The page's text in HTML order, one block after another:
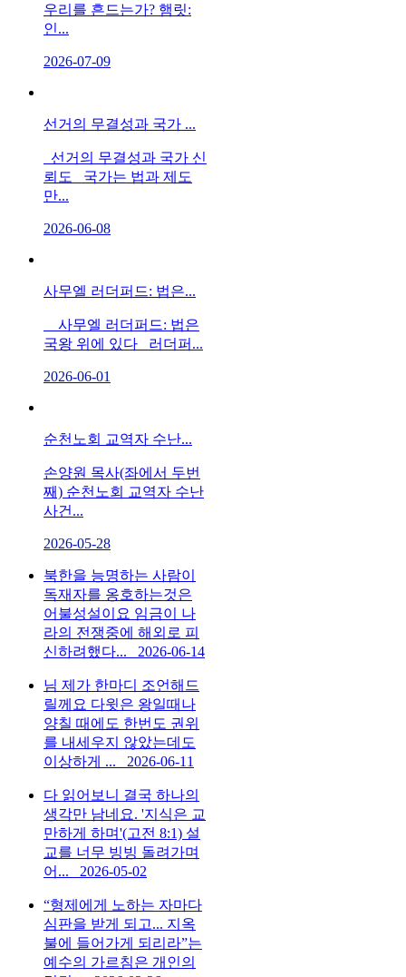
우리를 흔드는가? 햄릿:
인...
2026-07-09
선거의 무결성과 국가 ...
선거의 무결성과 국가 신
뢰도 국가는 법과 제도
만...
2026-06-08
사무엘 러더퍼드: 법은...
사무엘 러더퍼드: 법은
국왕 위에 있다 러더퍼...
2026-06-01
순천노회 교역자 수난...
손양원 목사(좌에서 두번
째) 순천노회 교역자 수난
사건...
2026-05-28
북한을 능명하는 사람이
독재자를 옹호하는것은
어불성설이요 임금이 나
라의 전쟁중에 해외로 피
신하려했다...
2026-06-14
님 제가 한마디 조언해드
릴께요 다윗은 왕일때나
양칠 때에도 한번도 권위
를 내세우지 않았는데도
이상하게 ...
2026-06-11
다 읽어보니 결국 하나의
생각만 남네요. '지식은 교
만하게 하며'(고전 8:1) 설
교를 너무 빙빙 돌려가며
어...
2026-05-02
“형제에게 노하는 자마다
심판을 받게 되고... 지옥
불에 들어가게 되리라”는
예수의 가르침은 개인의